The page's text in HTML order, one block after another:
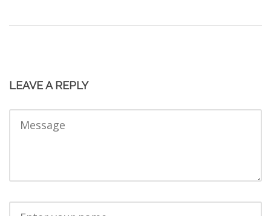
LEAVE A REPLY